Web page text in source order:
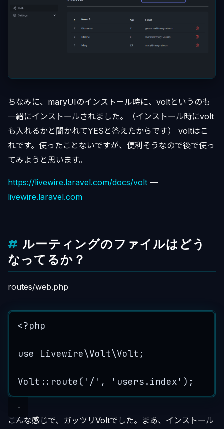
ちなみに、maryUIのインストール時に、voltというのも
一緒にインストールされました。（インストール時にvolt
も入れるかと聞かれてYESと答えたからです） voltはこ
れです。使ったことないですが、便利そうなので後で使っ
てみようと思います。
https://livewire.laravel.com/docs/volt —
livewire.laravel.com
ルーティングのファイルはどう
なってるか？
routes/web.php
<?php
use Livewire\Volt\Volt ;
Volt :: route ( ' / ' , ' users.index ' );
こんな感じで、ガッツリVoltでした。まあ、インストール